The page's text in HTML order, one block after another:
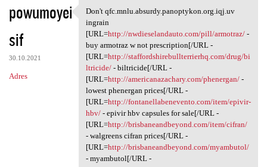
powumoyei
sif
30.10.2021
Adres
Don't qfc.mnlu.absurdy
Don't qfc.mnlu.absurdy.panoptykon.org.iqj.uv
ingrain
[URL=http://nwdieselandauto.com/pill/armotraz/-
buy armotraz w not prescription[/URL -
[URL=http://staffordshirebullterrierhq.com/drug/bi
ltricide/- biltricide[/URL -
[URL=http://americanazachary.com/phenergan/-
lowest phenergan prices[/URL -
[URL=http://fontanellabenevento.com/item/epivir-
hbv/- epivir hbv capsules for sale[/URL -
[URL=http://brisbaneandbeyond.com/item/cifran/
- walgreens cifran prices[/URL -
[URL=http://brisbaneandbeyond.com/myambutol/
- myambutol[/URL -